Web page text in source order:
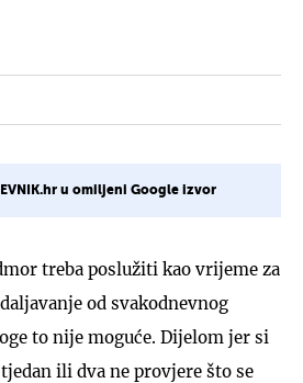
u omiljeni Google izvor
treba poslužiti kao vrijeme za
od svakodnevnog
to nije moguće. Dijelom jer si
ili dva ne provjere što se